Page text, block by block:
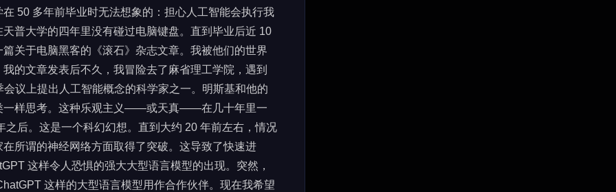
50 多年前毕业时无法想象的：担心人工智能会执行我
普大学的四年里没有碰过电脑键盘。直到毕业后近 10
关于电脑黑客的《滚石》杂志文章。我被他们的世界
的文章发表后不久，我冒险去了麻省理工学院，遇到
议上提出人工智能概念的科学家之一。明斯基和他的
一样思考。这种乐观主义——或天真——在几十年里一
后。这是一个科幻幻想。直到大约 20 年前左右，情况
所谓的神经网络方面取得了突破。这导致了快速进
这样令人恐惧的强大大型语言模型的出现。突然，
这样的大型语言模型用作合作伙伴。现在我希望